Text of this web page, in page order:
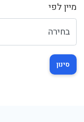
מיין לפי
סינון